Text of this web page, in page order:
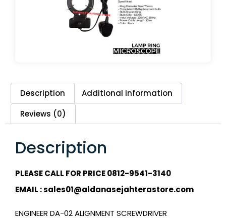
Description
Additional information
Reviews (0)
Description
PLEASE CALL FOR PRICE 0812-9541-3140
EMAIL : sales01@aldanasejahterastore.com
ENGINEER DA-02 ALIGNMENT SCREWDRIVER